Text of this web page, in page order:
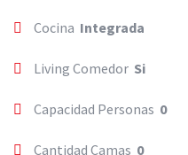
Cocina Integrada
Living Comedor Si
Capacidad Personas 0
Cantidad Camas 0